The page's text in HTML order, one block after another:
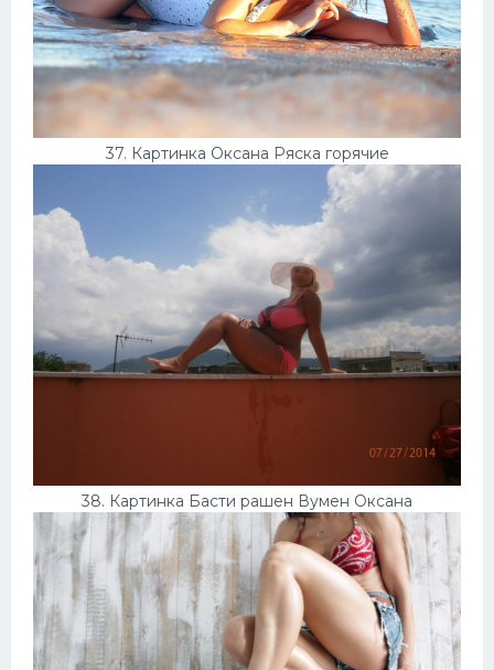
37. Картинка Оксана Ряска горячие
38. Картинка Басти рашен Вумен Оксана